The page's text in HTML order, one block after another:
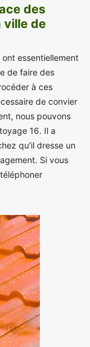
des
ville de
essentiellement
de faire des
à ces
de convier
nous pouvons
16. Il a
qu'il dresse un
Si vous